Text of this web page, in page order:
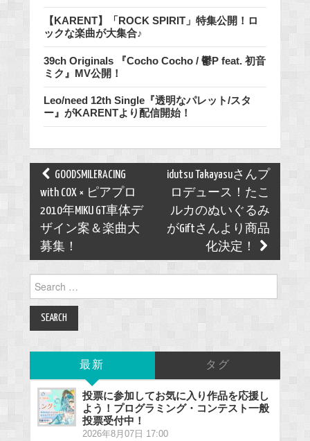
【KARENT】「ROCK SPIRIT」特集公開！ロ
ックな楽曲が大集合♪
39ch Originals 『Cocho Cocho / 鬱P feat. 初音
ミク』MV公開！
Leo/need 12th Single『透明なパレット/スタ
ー』がKARENTより配信開始！
Post
navigation
GOODSMILERACING
with COX × ピアプロ
2010年MIKU GT車体デ
ザイン案＆楽曲大
募集！
idutsu Takayasuさんプ
ロデュース！たこ
ルカのぬいぐるみ
がGiftさんより商品
化決定！
for:
最新 タグ
投票に参加してお気に入り作品を応援し
よう！プログラミング・コンテスト一般
投票受付中！
2026年8月07日 17:00